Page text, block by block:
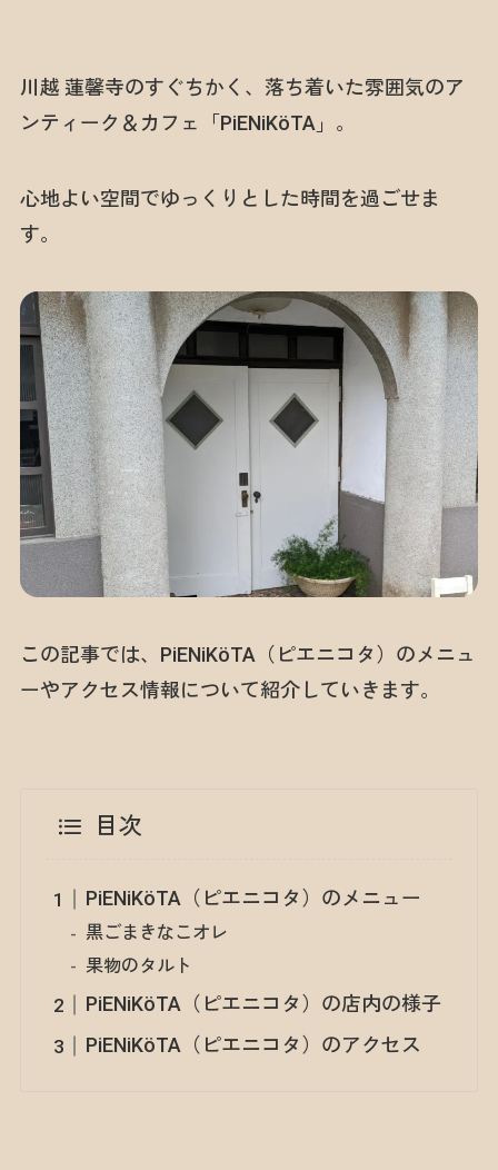
川越 蓮馨寺のすぐちかく、落ち着いた雰囲気のア
ンティーク＆カフェ「PiENiKöTA」。
心地よい空間でゆっくりとした時間を過ごせま
す。
この記事では、PiENiKöTA（ピエニコタ）のメニュ
ーやアクセス情報について紹介していきます。
目次
PiENiKöTA（ピエニコタ）のメニュー
黒ごまきなこオレ
果物のタルト
PiENiKöTA（ピエニコタ）の店内の様子
PiENiKöTA（ピエニコタ）のアクセス